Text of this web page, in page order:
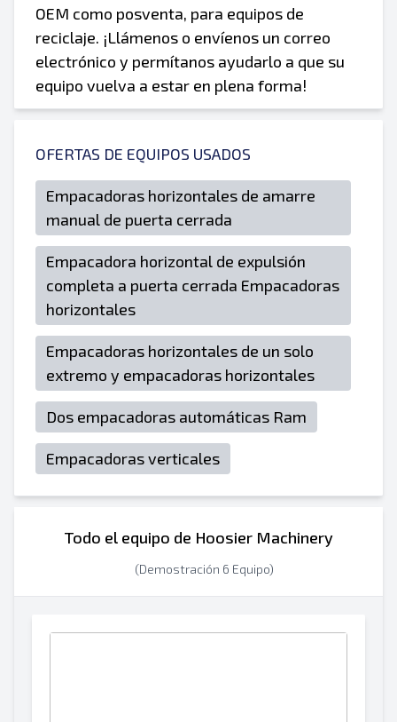
OEM como posventa, para equipos de
reciclaje. ¡Llámenos o envíenos un correo
electrónico y permítanos ayudarlo a que su
equipo vuelva a estar en plena forma!
OFERTAS DE EQUIPOS USADOS
Empacadoras horizontales de amarre
manual de puerta cerrada
Empacadora horizontal de expulsión
completa a puerta cerrada Empacadoras
horizontales
Empacadoras horizontales de un solo
extremo y empacadoras horizontales
Dos empacadoras automáticas Ram
Empacadoras verticales
Todo el equipo de Hoosier Machinery
(Demostración 6 Equipo)